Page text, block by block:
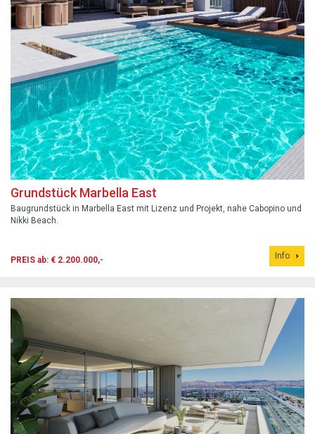
Grundstück Marbella East
Baugrundstück in Marbella East mit Lizenz und Projekt, nahe Cabopino und
Nikki Beach.
PREIS ab: € 2.200.000,- Info